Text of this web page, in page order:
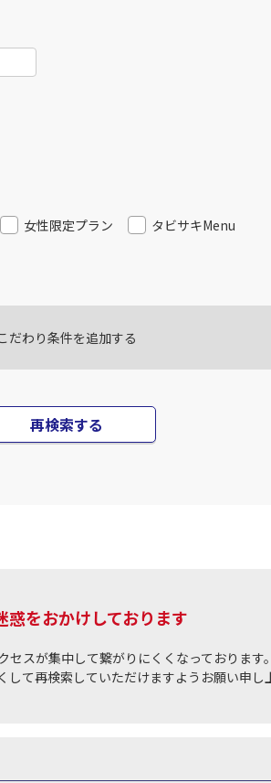
女性限定プラン
タビサキMenu
だわり条件を追加する
再検索する
惑をおかけしております
セスが集中して繋がりにくくなっております
して再検索していただけますようお願い申し